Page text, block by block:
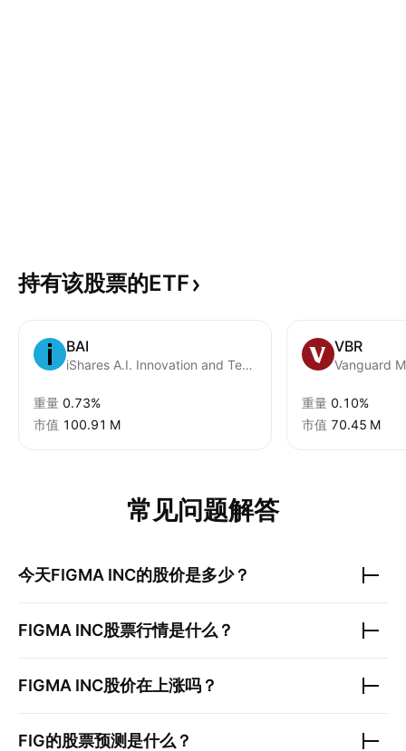
持有该股票的ETF
BAI
iShares A.I. Innovation and Tech Active ETF
重量 0.73%
市值 ‪100.91 M‬
VBR
重量 0.10%
市值 ‪70.45 M‬
常见问题解答
今天FIGMA INC的股价是多少？
FIGMA INC股票行情是什么？
FIGMA INC股价在上涨吗？
FIG的股票预测是什么？